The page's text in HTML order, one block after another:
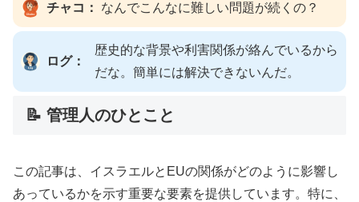
チャコ： なんでこんなに難しい問題が続くの？
ログ：
歴史的な背景や利害関係が絡んでいるから
だな。簡単には解決できないんだ。
📝 管理人のひとこと
この記事は、イスラエルとEUの関係がどのように影響し
あっているかを示す重要な要素を提供しています。特に、